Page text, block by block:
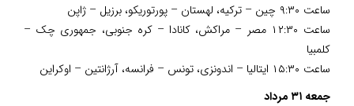
ساعت ۹:۳۰ چین – ترکیه، لهستان – پورتوریکو، برزیل – ژاپن
ساعت ۱۲:۳۰ مصر – مراکش، کانادا – کره جنوبی، جمهوری چک –
کلمبیا
ساعت ۱۵:۳۰ ایتالیا – اندونزی، تونس – فرانسه، آرژانتین – اوکراین
جمعه ۳۱ مرداد